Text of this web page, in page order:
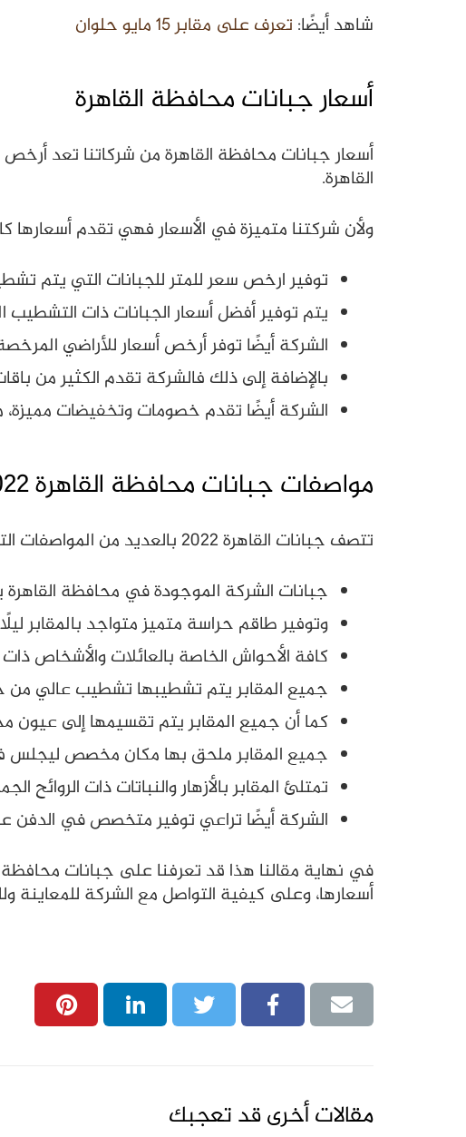
شاهد أيضًا: تعرف على مقابر 15 مايو حلوان
أسعار جبانات محافظة القاهرة
أسعار جبانات محافظة القاهرة من شركاتنا تعد أرخص
القاهرة.
ولأن شركتنا متميزة في الأسعار فهي تقدم أسعارها
توفير ارخص سعر للمتر للجبانات التي يتم
يتم توفير أفضل أسعار الجبانات ذات
الشركة أيضًا توفر أرخص أسعار للأراضي
بالإضافة إلى ذلك فالشركة تقدم الكثير من
الشركة أيضًا تقدم خصومات وتخفيضات مميزة،
مواصفات جبانات محافظة القاهرة 2022
تتصف جبانات القاهرة 2022 بالعديد من المواصفات التي تجعل العميل يختارها، ولا يلتفت إلى مقابر الشركات الأخرى وذلك كالتالي:
جبانات الشركة الموجودة في محافظة القاهرة
وتوفير طاقم حراسة متميز متواجد بالمقابر
كافة الأحواش الخاصة بالعائلات والأشخاص
جميع المقابر يتم تشطيبها تشطيب عالي من
كما أن جميع المقابر يتم تقسيمها إلى
جميع المقابر ملحق بها مكان مخصص ليجلس
تمتلئ المقابر بالأزهار والنباتات ذات الروائح
الشركة أيضًا تراعي توفير متخصص في الدفن
أسعارها، وعلى كيفية التواصل مع الشركة للمعاينة
مقالات أخرى قد تعجبك